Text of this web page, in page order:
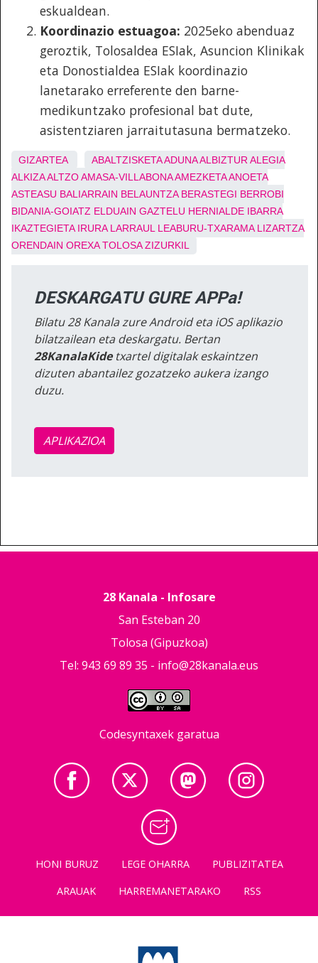
eskualdean.
Koordinazio estuagoa: 2025eko abenduaz
geroztik, Tolosaldea ESIak, Asuncion Klinikak
eta Donostialdea ESIak koordinazio
lanetarako erreferente den barne-
medikuntzako profesional bat dute,
asistentziaren jarraitutasuna bermatzeko.
GIZARTEA ABALTZISKETAADUNAALBIZTUR ALEGIA
ALKIZAALTZOAMASA-VILLABONAAMEZKETAANOETA
ASTEASU BALIARRAIN BELAUNTZA BERASTEGI BERROBI
BIDANIA-GOIATZ ELDUAIN GAZTELU HERNIALDE IBARRA
IKAZTEGIETA IRURA LARRAUL LEABURU-TXARAMA LIZARTZA
ORENDAIN OREXA TOLOSA ZIZURKIL
DESKARGATU GURE APPa!
Bilatu 28 Kanala zure Android eta iOS aplikazio
bilatzailean eta deskargatu. Bertan
28KanalaKidetxartel digitalak eskaintzen
dizuten abantailez gozatzeko aukera izango
duzu.
APLIKAZIOA
28 Kanala - Infosare
San Esteban 20
Tolosa (Gipuzkoa)
Tel: 943 69 89 35 - info@28kanala.eus
Codesyntaxek garatua
HONI BURUZ LEGE OHARRA
PUBLIZITATEA
ARAUAK
HARREMANETARAKO RSS